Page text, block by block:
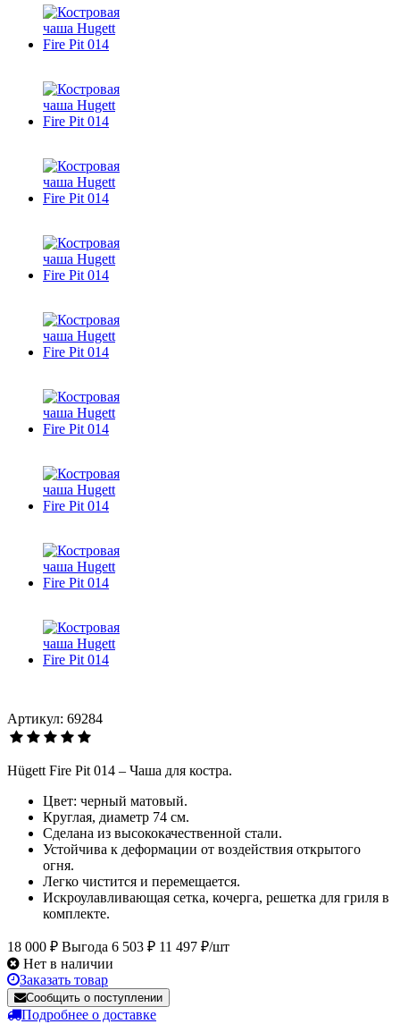
Артикул: 69284
Hügett Fire Pit 014 – Чаша для костра.
Цвет: черный матовый.
Круглая, диаметр 74 см.
Сделана из высококачественной стали.
Устойчива к деформации от воздействия открытого
огня.
Легко чистится и перемещается.
Искроулавливающая сетка, кочерга, решетка для гриля в
комплекте.
18 000 ₽ Выгода 6 503 ₽ 11 497 ₽/шт
Нет в наличии
Заказать товар
Сообщить о поступлении
Подробнее о доставке